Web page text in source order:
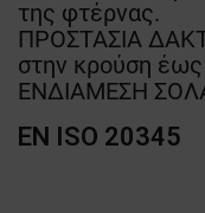
της φτέρνας.
ΠΡΟΣΤΑΣΙΑ
στην κρούση
ΕΝΔΙΑΜΕΣΗ
EN ISO 20345